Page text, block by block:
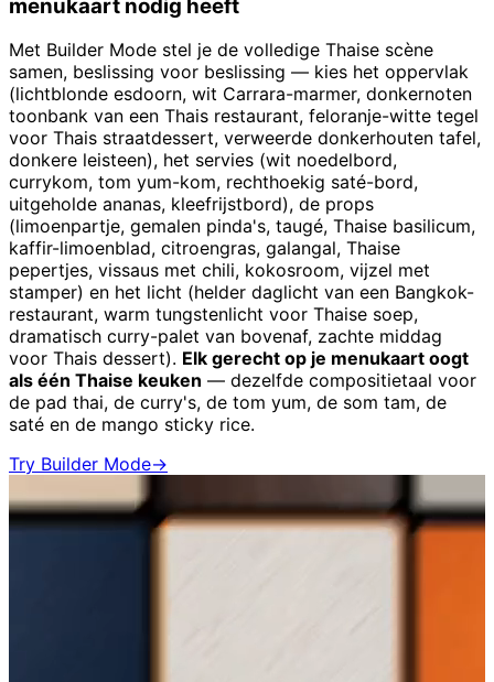
menukaart nodig heeft
Met Builder Mode stel je de volledige Thaise scène
samen, beslissing voor beslissing — kies het oppervlak
(lichtblonde esdoorn, wit Carrara-marmer, donkernoten
toonbank van een Thais restaurant, feloranje-witte tegel
voor Thais straatdessert, verweerde donkerhouten tafel,
donkere leisteen), het servies (wit noedelbord,
currykom, tom yum-kom, rechthoekig saté-bord,
uitgeholde ananas, kleefrijstbord), de props
(limoenpartje, gemalen pinda's, taugé, Thaise basilicum,
kaffir-limoenblad, citroengras, galangal, Thaise
pepertjes, vissaus met chili, kokosroom, vijzel met
stamper) en het licht (helder daglicht van een Bangkok-
restaurant, warm tungstenlicht voor Thaise soep,
dramatisch curry-palet van bovenaf, zachte middag
voor Thais dessert). Elk gerecht op je menukaart oogt
als één Thaise keuken — dezelfde compositietaal voor
de pad thai, de curry's, de tom yum, de som tam, de
saté en de mango sticky rice.
Try Builder Mode→